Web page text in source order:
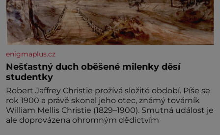
enigmaplus.cz
Nešťastný duch oběšené milenky děsí
studentky
Robert Jaffrey Christie prožívá složité období. Píše se
rok 1900 a právě skonal jeho otec, známý továrník
William Mellis Christie (1829–1900). Smutná událost je
ale doprovázena ohromným dědictvím